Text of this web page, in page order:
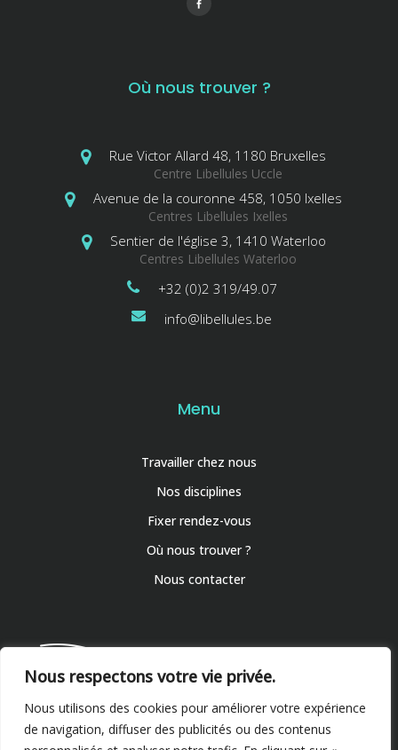
Nous respectons votre vie privée.
Nous utilisons des cookies pour améliorer votre expérience
de navigation, diffuser des publicités ou des contenus
Où nous trouver ?
Rue Victor Allard 48, 1180 Bruxelles
Centre Libellules Uccle
Avenue de la couronne 458, 1050 Ixelles
Centres Libellules Ixelles
Sentier de l'église 3, 1410 Waterloo
Centres Libellules Waterloo
+32 (0)2 319/49.07
info@libellules.be
Menu
Travailler chez nous
Nos disciplines
Fixer rendez-vous
Où nous trouver ?
Nous contacter